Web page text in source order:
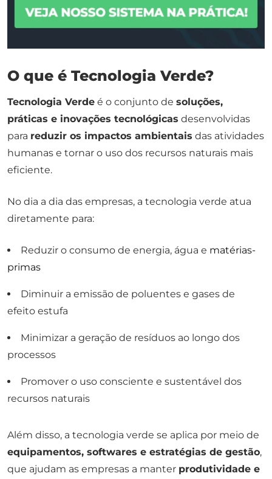
O que é Tecnologia Verde?
Tecnologia Verde é o conjunto de soluções,
práticas e inovações tecnológicas desenvolvidas
para reduzir os impactos ambientais das atividades
humanas e tornar o uso dos recursos naturais mais
eficiente.
No dia a dia das empresas, a tecnologia verde atua
diretamente para:
Reduzir o consumo de energia, água e matérias-
primas
Diminuir a emissão de poluentes e gases de
efeito estufa
Minimizar a geração de resíduos ao longo dos
processos
Promover o uso consciente e sustentável dos
recursos naturais
Além disso, a tecnologia verde se aplica por meio de
equipamentos, softwares e estratégias de gestão,
que ajudam as empresas a manter produtividade e